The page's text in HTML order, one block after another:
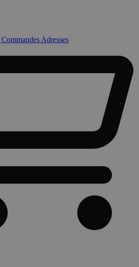
Commandes Adresses